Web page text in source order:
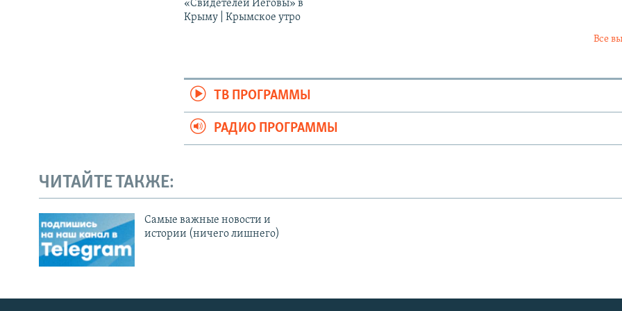
«Свидетелей Иеговы» в
Крыму | Крымское утро
Все
ТВ ПРОГРАММЫ
РАДИО ПРОГРАММЫ
ЧИТАЙТЕ ТАКЖЕ:
Cамые важные новости и
истории (ничего лишнего)